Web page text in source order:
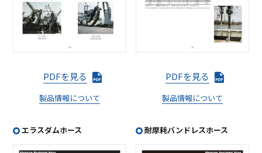
PDFを見る
製品情報について
PDFを見る
製品情報について
エラスダムホース 耐摩耗バンドレスホース